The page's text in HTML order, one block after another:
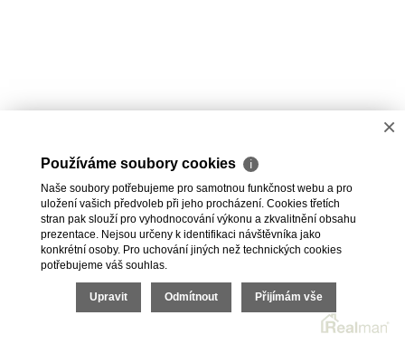
×
Používáme soubory cookies ℹ
Naše soubory potřebujeme pro samotnou funkčnost webu a pro
uložení vašich předvoleb při jeho procházení. Cookies třetích
stran pak slouží pro vyhodnocování výkonu a zkvalitnění obsahu
prezentace. Nejsou určeny k identifikaci návštěvníka jako
konkrétní osoby. Pro uchování jiných než technických cookies
potřebujeme váš souhlas.
Upravit Odmítnout Přijímám vše